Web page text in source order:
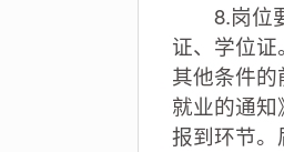
8.岗位要
证、学位
其他条件
就业的通知
报到环节。